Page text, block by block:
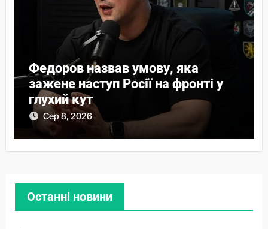
Федоров назвав умову, яка
зажене наступ Росії на фронті у
глухий кут
Сер 8, 2026
Останні новини